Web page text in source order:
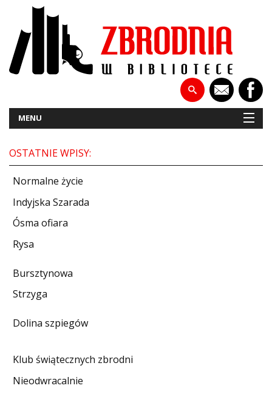
MENU
PATRONATY
WYWIADY
RECENZJE
DO CZYTANIA
KONTAKT
OSTATNIE WPISY:
Normalne życie
Indyjska Szarada
Ósma ofiara
Rysa
Bursztynowa
Strzyga
Dolina szpiegów
Klub świątecznych zbrodni
Nieodwracalnie